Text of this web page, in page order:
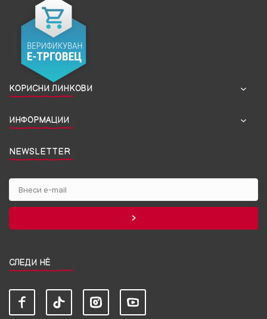
КОРИСНИ ЛИНКОВИ
ИНФОРМАЦИИ
NEWSLETTER
СЛЕДИ НЀ